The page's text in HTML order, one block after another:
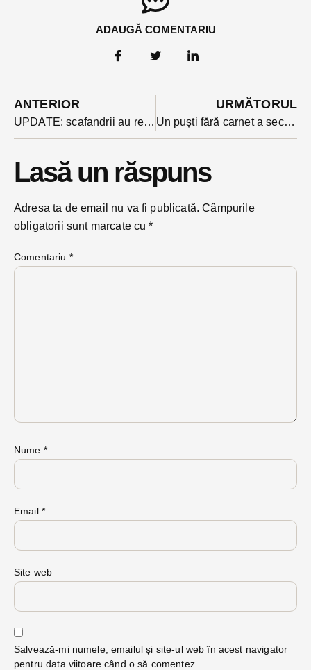
ADAUGĂ COMENTARIU
ANTERIOR
UPDATE: scafandrii au reușit să scoată trupul unui bărbat de 41 de ani care s-a înecat într-un lac. Apa era sa-l înghita pe un alt bărbat care a sărit în ajutor
URMĂTORUL
Un puști fără carnet a secerat cu mașina o bancă și un stâlp de electricitate la 3 dimineața
Lasă un răspuns
Adresa ta de email nu va fi publicată. Câmpurile
obligatorii sunt marcate cu*
Comentariu *
Nume *
Email *
Site web
Salvează-mi numele, emailul și site-ul web în acest navigator
pentru data viitoare când o să comentez.